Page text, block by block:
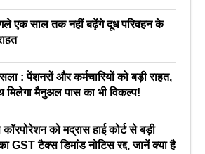
एक साल तक नहीं बढ़ेंगे दूध परिवहन के
: पेंशनरों और कर्मचारियों को बड़ी राहत,
मैनुअल पास का भी विकल्प!
को मद्रास हाई कोर्ट से बड़ी
GST टैक्स डिमांड नोटिस रद्द, जानें क्या है